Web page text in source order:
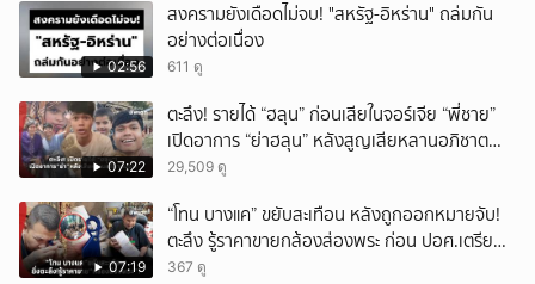
02:56
สงครามยังเดือดไม่จบ! "สหรัฐ-อิหร่าน" ถล่มกัน
อย่างต่อเนื่อง
611 ดู
07:22
ตะลึง! รายได้ “ฮลุน” ก่อนเสียในจอร์เจีย “พี่ชาย”
เปิดอาการ “ย่าฮลุน” หลังสูญเสียหลานอภิชาต
บุตร!
29,509 ดู
07:19
“โทน บางแค” ขยับสะเทือน หลังถูกออกหมายจับ!
ตะลึง รู้ราคาขายกล้องส่องพระ ก่อน ปอศ.เตรียม
บุกรวบ?
367 ดู